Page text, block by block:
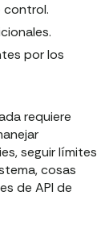
por los
requiere
seguir límites
cosas
de API de